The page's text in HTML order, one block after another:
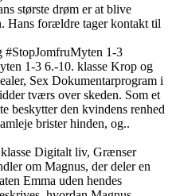
største drøm er at blive
Hans forældre tager kontakt til
#StopJomfruMyten 1-3
1-3 6.-10. klasse Krop og
Sex Dokumentarprogram i
tværs over skeden. Som et
beskytter den kvindens renhed
brister hinden, og..
Digitalt liv, Grænser
om Magnus, der deler en
Emma uden hendes